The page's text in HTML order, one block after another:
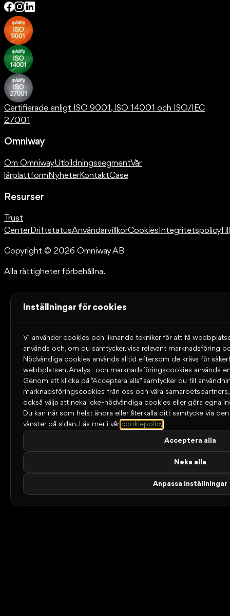
Certifierade enligt ISO 9001, ISO 14001 och ISO/IEC
27001
Omniway
Om OmniwayUtbildningssegmentVår
lärplattform NyheterKontaktCase
Resurser
Trust
CenterDriftstatusAnvändarvillkorCookiesIntegritetspolicy
Copyright © 2026 Omniway AB
Alla rättigheter förbehållna.
Inställningar för cookies
Vi använder cookies och liknande tekniker för att få
används och, om du samtycker, visa relevant marknadsföring
Nödvändiga cookies används alltid eftersom de krävs för
webbplatsen. Analys- och marknadsföringscookies används
Genom att klicka på “Acceptera alla” samtycker du till
marknadsföringscookies från oss och våra
också välja att neka icke-nödvändiga cookies eller göra egna
Du kan när som helst ändra eller återkalla ditt samtycke via
vänster på sidan. Läs mer i vår cookiepolicy
Acceptera alla
Neka alla
Anpassa inställningar